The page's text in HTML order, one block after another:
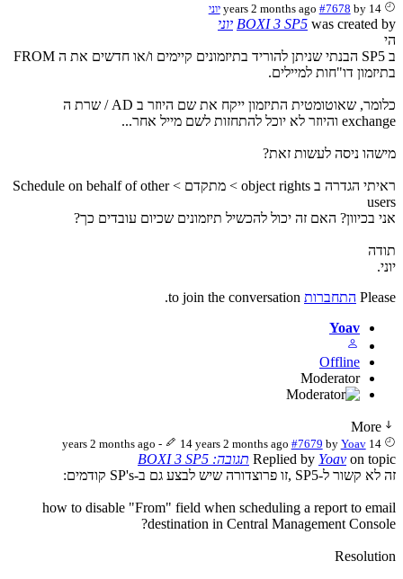
14 years 2 months ago
#7678 by יוני
BOXI 3 SP5 was created by
יוני
הי
ב SP5 הבנתי שניתן להוריד בתיזמונים קיימים ו/או חדשים את ה FROM
בתיזמון דו"חות למיילים.
כלומר, שאוטומטית התיזמון ייקח את שם היוזר ב AD / שרת ה
exchange והיוזר לא יוכל להתחזות לשם מייל אחר...
מישהו ניסה לעשות זאת?
ראיתי הגדרה ב object rights > מתקדם > Schedule on behalf of other
users
אני בכיוון? האם זה יכול להכשיל תיזמונים שכיום עובדים כך?
תודה
יוני.
Please התחברות
Yoav
Offline
Moderator
More
14 years 2 months ago
- 14 years 2 months ago #7679 by Yoav
Replied by Yoav on topic
תגובה: BOXI 3 SP5
זה לא קשור ל-SP5 ,זו פרוצדורה שיש לבצע גם ב-SP's קודמים:
how to disable "From" field when scheduling a report to email
destination in Central Management Console?
Resolution